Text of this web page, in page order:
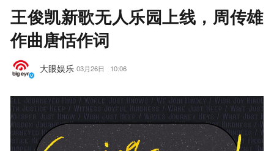
王俊凯新歌无人乐园上线，周传雄
作曲唐恬作词
大眼娱乐 03月26日 10:06